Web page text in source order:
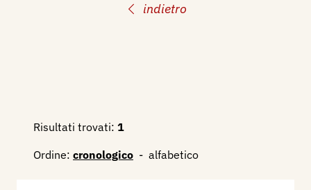
indietro
Risultati trovati: 1
Ordine: cronologico - alfabetico